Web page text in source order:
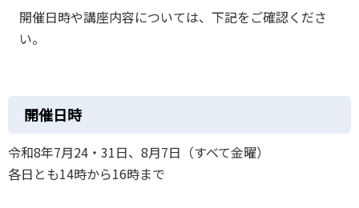
開催日時や講座内容については、下記をご確認くださ
い。
開催日時
令和8年7月24・31日、8月7日（すべて金曜）
各日とも14時から16時まで